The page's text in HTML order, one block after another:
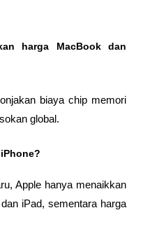
harga MacBook dan
biaya chip memori
global.
Apple hanya menaikkan
iPad, sementara harga